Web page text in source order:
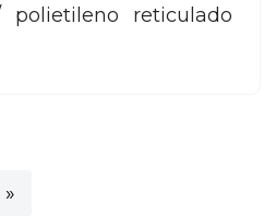
polietileno reticulado